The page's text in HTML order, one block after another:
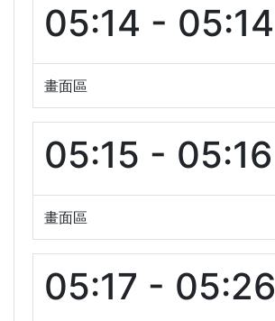
05:14 - 05:14
畫面區
05:15 - 05:16
畫面區
05:17 - 05:26